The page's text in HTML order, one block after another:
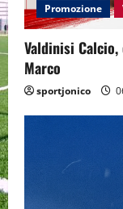
Promozione
Valdinisi
Marco
sportjonico